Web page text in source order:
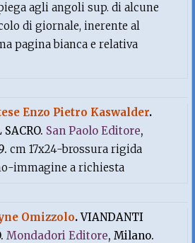
agli angoli sup. di alcune
di giornale, inerente al
pagina bianca e relativa
Enzo Pietro Kaswalder.
San Paolo Editore,
cm 17x24-brossura rigida
immagine a richiesta
Omizzolo.VIANDANTI
Mondadori Editore, Milano.